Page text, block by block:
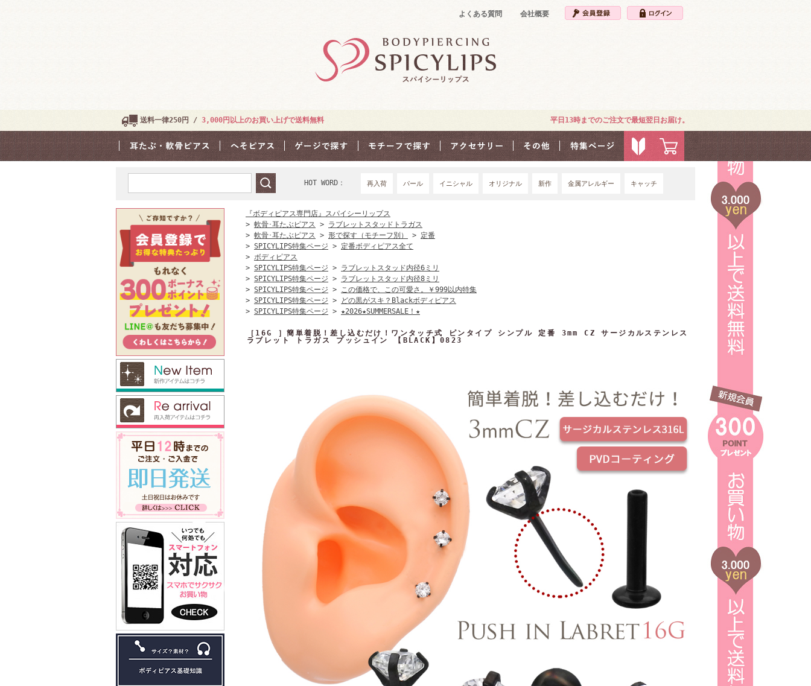
よくある質問 会社概要
送料一律250円 / 3,000円以上のお買い上げで送料無料 平日13時までのご注文で最短翌日お届け。
HOT WORD： 再入荷 パール イニシャル オリジナル 新作 金属アレルギー キャッチ
『ボディピアス専門店』スパイシーリップス
> 軟骨･耳たぶピアス > ラブレットスタッドトラガス
> 軟骨･耳たぶピアス > 形で探す（モチーフ別） > 定番
> SPICYLIPS特集ページ > 定番ボディピアス全て
> ボディピアス
> SPICYLIPS特集ページ > ラブレットスタッド内径6ミリ
> SPICYLIPS特集ページ > ラブレットスタッド内径8ミリ
> SPICYLIPS特集ページ > この価格で、この可愛さ。￥999以内特集
> SPICYLIPS特集ページ >
どの黒がスキ？Blackボディピアス
> SPICYLIPS特集ページ > ★2026★SUMMERSALE！★
［16G ］簡単着脱！差し込むだけ！ワンタッチ式 ピンタイプ シンプル 定番 3mm CZ サージカルステンレス
ラブレット トラガス プッシュイン 【BLACK】0823